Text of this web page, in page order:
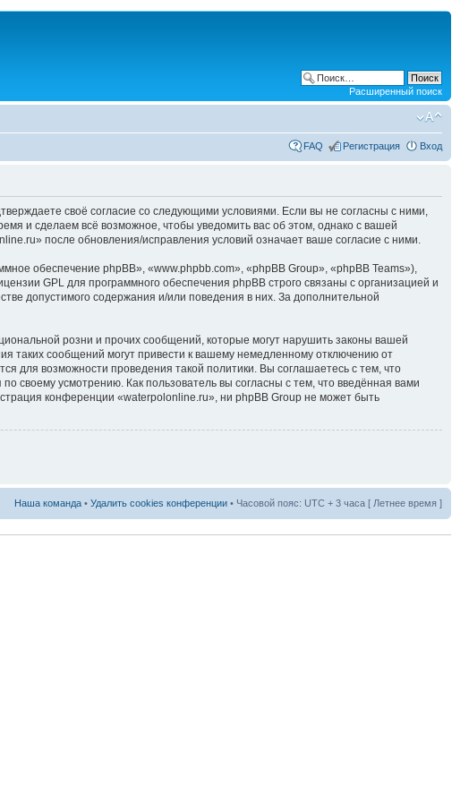
Расширенный поиск
FAQ Регистрация Вход
своё согласие со следующими условиями. Если вы не согласны с ними,
и сделаем всё возможное, чтобы уведомить вас об этом, однако с вашей
после обновления/исправления условий означает ваше согласие с ними.
обеспечение phpBB», «www.phpbb.com», «phpBB Group», «phpBB Teams»),
GPL для программного обеспечения phpBB строго связаны с организацией и
допустимого содержания и/или поведения в них. За дополнительной
розни и прочих сообщений, которые могут нарушить законы вашей
таких сообщений могут привести к вашему немедленному отключению от
для возможности проведения такой политики. Вы соглашаетесь с тем, что
своему усмотрению. Как пользователь вы согласны с тем, что введённая вами
конференции «waterpolonline.ru», ни phpBB Group не может быть
Наша команда • Удалить cookies конференции • Часовой пояс: UTC + 3 часа [ Летнее время ]